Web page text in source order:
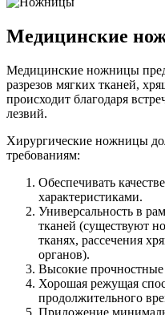
Медицинские
Медицинские ножницы
разрезов мягких тканей,
происходит благодаря
лезвий.
Хирургические ножницы
требованиям:
Обеспечивать
характеристиками.
Универсальность в
тканей (существуют
тканях, рассечения
органов).
Высокие прочностные
Хорошая режущая
продолжительного
Приложение